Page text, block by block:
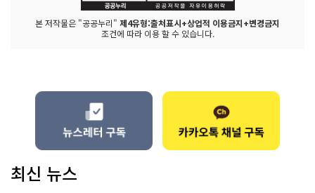
본 저작물은 "공공누리" 제4유형:출처표시+상업적 이용금지+변경금지
조건에 따라 이용 할 수 있습니다.
최신 뉴스